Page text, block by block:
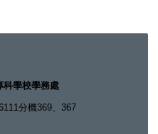
科學校學務處
分機369、367